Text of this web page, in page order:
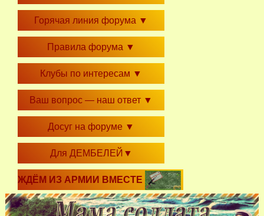
Горячая линия форума ▼
Правила форума ▼
Клубы по интересам ▼
Ваш вопрос — наш ответ ▼
Досуг на форуме ▼
Для ДЕМБЕЛЕЙ ▼
ЖДЁМ ИЗ АРМИИ ВМЕСТЕ